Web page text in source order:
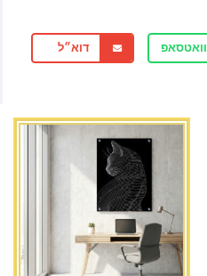
וואטסאפ דוא״ל